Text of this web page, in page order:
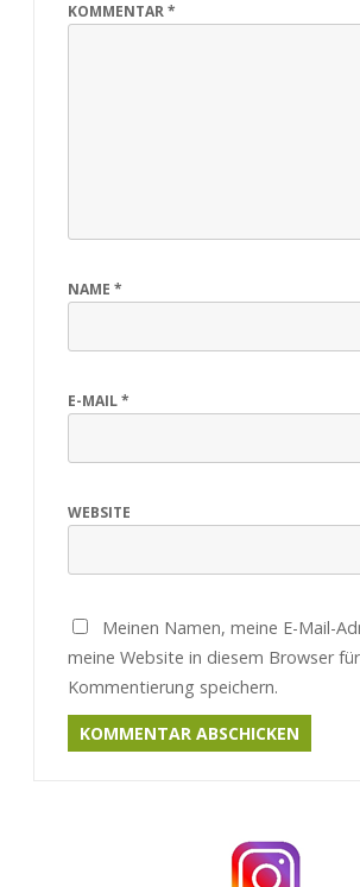
KOMMENTAR*
NAME *
E-MAIL*
WEBSITE
Meinen Namen, meine E-Mail-
meine Website in diesem Browser
Kommentierung speichern.